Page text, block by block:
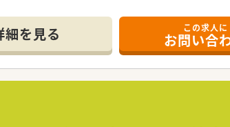
り、リスクマネジメントも徹底しています。
が可能となります。
細を見る この求人に
お問い合